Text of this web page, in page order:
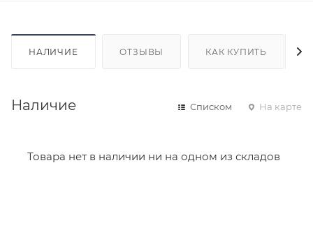
НАЛИЧИЕ ОТЗЫВЫ КАК КУПИТЬ
Наличие Списком На карте
Товара нет в наличии ни на одном из складов